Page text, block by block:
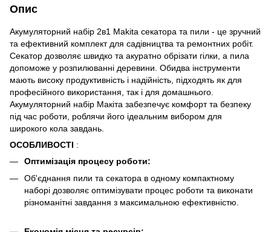
Опис
Акумуляторний набір 2в1 Makita секатора та пили - це зручний
та ефективний комплект для садівництва та ремонтних робіт.
Секатор дозволяє швидко та акуратно обрізати гілки, а пила
допоможе у розпилюванні деревини. Обидва інструменти
мають високу продуктивність і надійність, підходять як для
професійного використання, так і для домашнього.
Акумуляторний набір Макіта забезпечує комфорт та безпеку
під час роботи, роблячи його ідеальним вибором для
широкого кола завдань.
ОСОБЛИВОСТІ :
Оптимізація процесу роботи:
Об'єднання пили та секатора в одному компактному
наборі дозволяє оптимізувати процес роботи та виконати
різноманітні завдання з максимальною ефективністю.